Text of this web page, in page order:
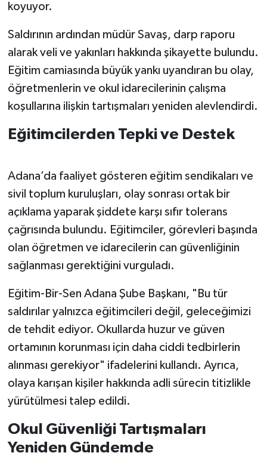
koyuyor.
Saldırının ardından müdür Savaş, darp raporu
alarak veli ve yakınları hakkında şikayette bulundu.
Eğitim camiasında büyük yankı uyandıran bu olay,
öğretmenlerin ve okul idarecilerinin çalışma
koşullarına ilişkin tartışmaları yeniden alevlendirdi.
Eğitimcilerden Tepki ve Destek
Adana’da faaliyet gösteren eğitim sendikaları ve
sivil toplum kuruluşları, olay sonrası ortak bir
açıklama yaparak şiddete karşı sıfır tolerans
çağrısında bulundu. Eğitimciler, görevleri başında
olan öğretmen ve idarecilerin can güvenliğinin
sağlanması gerektiğini vurguladı.
Eğitim-Bir-Sen Adana Şube Başkanı, "Bu tür
saldırılar yalnızca eğitimcileri değil, geleceğimizi
de tehdit ediyor. Okullarda huzur ve güven
ortamının korunması için daha ciddi tedbirlerin
alınması gerekiyor" ifadelerini kullandı. Ayrıca,
olaya karışan kişiler hakkında adli sürecin titizlikle
yürütülmesi talep edildi.
Okul Güvenliği Tartışmaları
Yeniden Gündemde